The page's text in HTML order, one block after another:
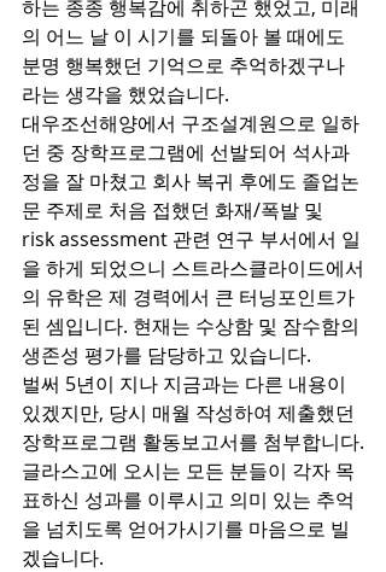
하는 종종 행복감에 취하곤 했었고, 미래
의 어느 날 이 시기를 되돌아 볼 때에도
분명 행복했던 기억으로 추억하겠구나
라는 생각을 했었습니다.
대우조선해양에서 구조설계원으로 일하
던 중 장학프로그램에 선발되어 석사과
정을 잘 마쳤고 회사 복귀 후에도 졸업논
문 주제로 처음 접했던 화재/폭발 및
risk assessment 관련 연구 부서에서 일
을 하게 되었으니 스트라스클라이드에서
의 유학은 제 경력에서 큰 터닝포인트가
된 셈입니다. 현재는 수상함 및 잠수함의
생존성 평가를 담당하고 있습니다.
벌써 5년이 지나 지금과는 다른 내용이
있겠지만, 당시 매월 작성하여 제출했던
장학프로그램 활동보고서를 첨부합니다.
글라스고에 오시는 모든 분들이 각자 목
표하신 성과를 이루시고 의미 있는 추억
을 넘치도록 얻어가시기를 마음으로 빌
겠습니다.